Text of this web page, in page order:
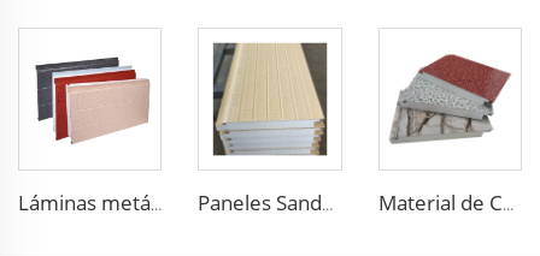
Láminas metálicas aislantes con paneles decorativos de espuma de EPS Paneles Sandwich Aislantes Ignífugos de Habitación Fría China de 50 mm de Espesor con Núcleo de Poliestireno Paneles PU para Pared/Azotea Material de Construcción Metálica Aislante Material de Decoración Exterior EPS panel de arena aislante